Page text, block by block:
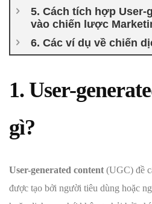
5. Cách tích hợp User-
vào chiến lược
6. Các ví dụ về chiến
1. User-
gì?
User-generated content (UGC) đề
được tạo bởi người tiêu dùng hoặc